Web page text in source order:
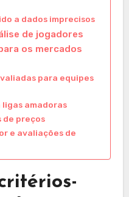
a dados imprecisos
de jogadores
os mercados
para equipes
amadoras
de preços
e avaliações de